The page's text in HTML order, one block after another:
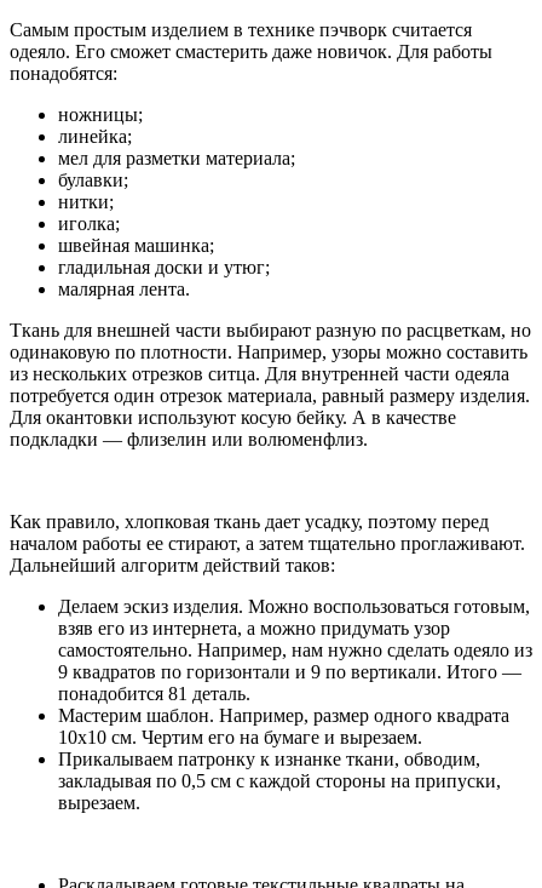
Самым простым изделием в технике пэчворк считается
одеяло. Его сможет смастерить даже новичок. Для работы
понадобятся:
ножницы;
линейка;
мел для разметки материала;
булавки;
нитки;
иголка;
швейная машинка;
гладильная доски и утюг;
малярная лента.
Ткань для внешней части выбирают разную по расцветкам, но
одинаковую по плотности. Например, узоры можно составить
из нескольких отрезков ситца. Для внутренней части одеяла
потребуется один отрезок материала, равный размеру изделия.
Для окантовки используют косую бейку. А в качестве
подкладки — флизелин или волюменфлиз.
Как правило, хлопковая ткань дает усадку, поэтому перед
началом работы ее стирают, а затем тщательно проглаживают.
Дальнейший алгоритм действий таков:
Делаем эскиз изделия. Можно воспользоваться готовым,
взяв его из интернета, а можно придумать узор
самостоятельно. Например, нам нужно сделать одеяло из
9 квадратов по горизонтали и 9 по вертикали. Итого —
понадобится 81 деталь.
Мастерим шаблон. Например, размер одного квадрата
10х10 см. Чертим его на бумаге и вырезаем.
Прикалываем патронку к изнанке ткани, обводим,
закладывая по 0,5 см с каждой стороны на припуски,
вырезаем.